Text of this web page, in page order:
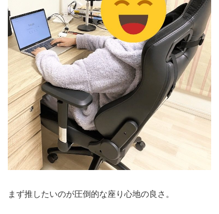
まず推したいのが圧倒的な座り心地の良さ。